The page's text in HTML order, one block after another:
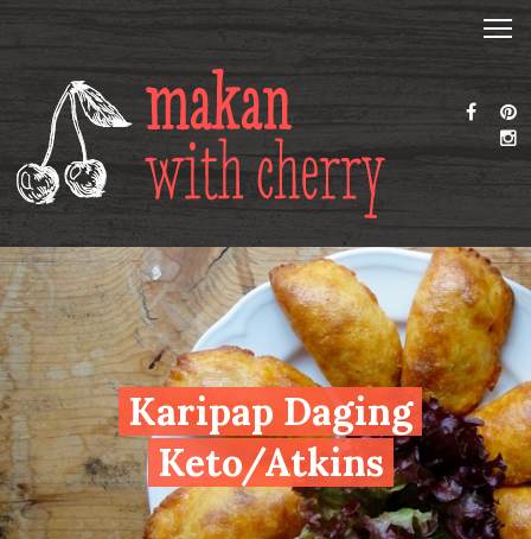
Karipap Daging
Keto/Atkins